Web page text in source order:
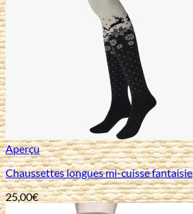
Aperçu
Chaussettes longues mi-cuisse fantaisie
25,00€